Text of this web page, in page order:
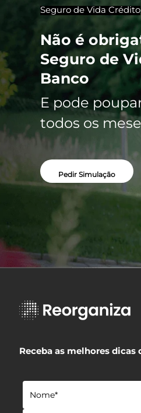
Seguro de Vida Crédito
Não é
Seguro de
Banco
E pode
todos os
Pedir Simulação
Receba as melhores dicas